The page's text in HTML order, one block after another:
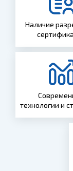
Наличие
технологии и